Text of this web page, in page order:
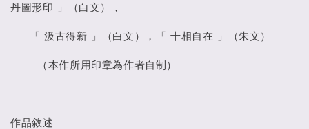
丹圖形印 」（白文），
「 汲古得新 」（白文），「 十相自在 」（朱文）
（本作所用印章為作者自制）
作品敘述